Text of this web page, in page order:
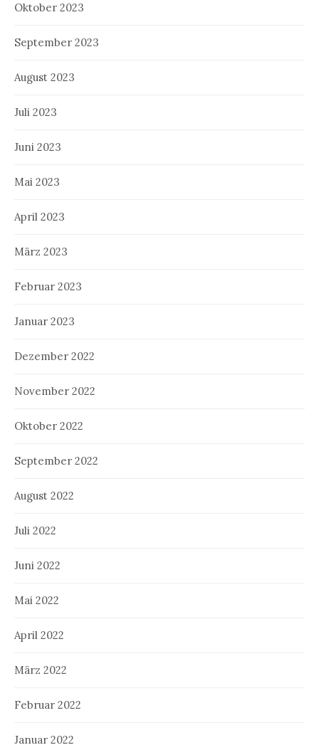
Oktober 2023
September 2023
August 2023
Juli 2023
Juni 2023
Mai 2023
April 2023
März 2023
Februar 2023
Januar 2023
Dezember 2022
November 2022
Oktober 2022
September 2022
August 2022
Juli 2022
Juni 2022
Mai 2022
April 2022
März 2022
Februar 2022
Januar 2022